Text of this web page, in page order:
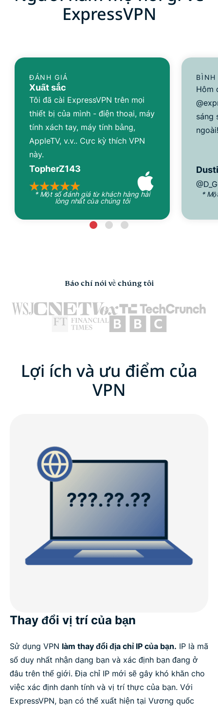
ExpressVPN
ĐÁNH GIÁ
Xuất sắc
Tôi đã cài ExpressVPN trên mọi
thiết bị của mình - điện thoại, máy
tính xách tay, máy tính bảng,
AppleTV, v.v.. Cực kỳ thích VPN
này.
TopherZ143
* Một số đánh giá từ khách hàng hài
lòng nhất của chúng tôi
BÌNH
Hôm
sáng
*
Báo chí nói về chúng tôi
Lợi ích và ưu điểm của
VPN
Thay đổi vị trí của bạn
Sử dụng VPN làm thay đổi địa chỉ IP của bạn. IP là mã
số duy nhất nhận dạng bạn và xác định bạn đang ở
đâu trên thế giới. Địa chỉ IP mới sẽ gây khó khăn cho
việc xác định danh tính và vị trí thực của bạn. Với
ExpressVPN, bạn có thể xuất hiện tại Vương quốc